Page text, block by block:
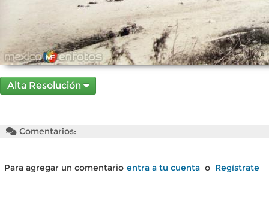
Alta Resolución
Comentarios:
Para agregar un comentario entra a tu cuenta o Regístrate